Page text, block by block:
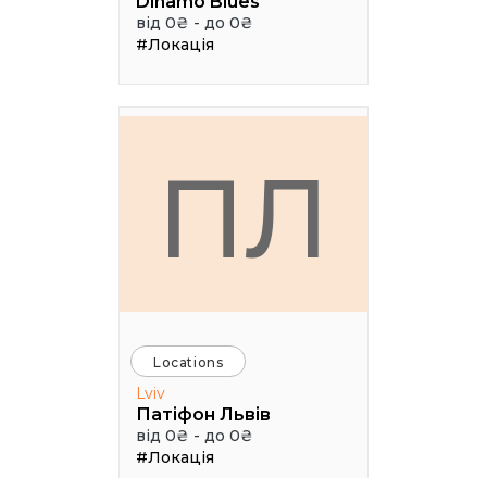
від 0₴ - до 0₴
#Локація
ПЛ
Locations
Lviv
Патіфон Львів
від 0₴ - до 0₴
#Локація